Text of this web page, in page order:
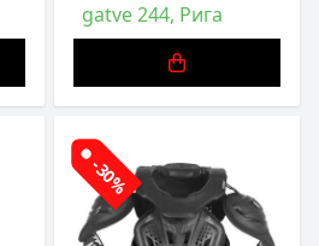
gatve 244, Рига
-30%